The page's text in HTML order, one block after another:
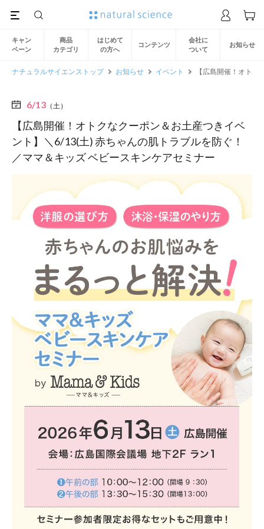
キャン
ペーン
商品
カテゴリ
はじめて
の方へ
コンテンツ
会社に
ついて
お知らせ
ナチュラルサイエンストップ お知らせ イベント 【広島開催！オト
6/13 （土）
【広島開催！オトクなクーポン＆お土産つきイベ
ント】＼6/13(土) 赤ちゃんの肌トラブルを防ぐ！
／ママ＆キッズ ベビースキンケアセミナー